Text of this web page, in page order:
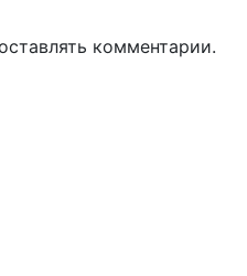
комментарии.